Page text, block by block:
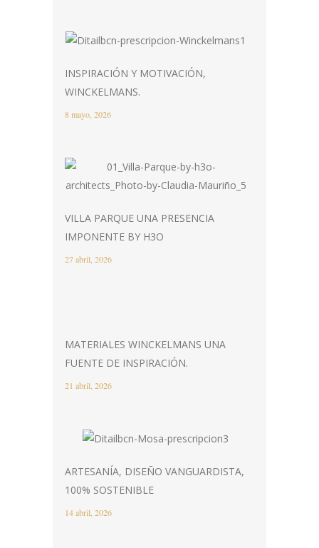
INSPIRACIÓN Y MOTIVACIÓN,
WINCKELMANS.
8 mayo, 2026
VILLA PARQUE UNA PRESENCIA
IMPONENTE BY H3O
27 abril, 2026
MATERIALES WINCKELMANS UNA
FUENTE DE INSPIRACIÓN.
21 abril, 2026
ARTESANÍA, DISEÑO VANGUARDISTA,
100% SOSTENIBLE
14 abril, 2026